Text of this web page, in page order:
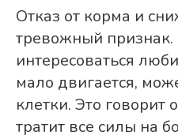
Отказ от корма и
тревожный признак.
интересоваться
мало двигается,
клетки. Это говорит
тратит все силы на